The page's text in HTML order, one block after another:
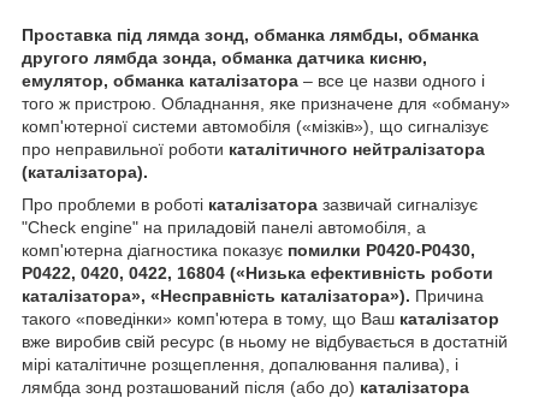
Проставка під лямда зонд, обманка лямбды, обманка
другого лямбда зонда, обманка датчика кисню,
емулятор, обманка каталізатора – все це назви одного і
того ж пристрою. Обладнання, яке призначене для «обману»
комп'ютерної системи автомобіля («мізків»), що сигналізує
про неправильної роботи каталітичного нейтралізатора
(каталізатора).
Про проблеми в роботі каталізатора зазвичай сигналізує
"Check engine" на приладовій панелі автомобіля, а
комп'ютерна діагностика показує помилки P0420-P0430,
P0422, 0420, 0422, 16804 («Низька ефективність роботи
каталізатора», «Несправність каталізатора»). Причина
такого «поведінки» комп'ютера в тому, що Ваш каталізатор
вже виробив свій ресурс (в ньому не відбувається в достатній
мірі каталітичне розщеплення, допалювання палива), і
лямбда зонд розташований після (або до) каталізатора